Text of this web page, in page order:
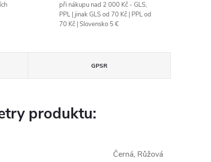
při nákupu nad 2 000 Kč - GLS,
PPL | jinak GLS od 70 Kč | PPL od
70 Kč | Slovensko 5 €
GPSR
produktu:
Černá, Růžová